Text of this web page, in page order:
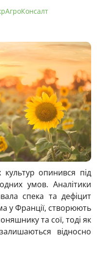
опинився під
умов. Аналітики
спека та дефіцит
у Франції, створюють
та сої, тоді як
відносно